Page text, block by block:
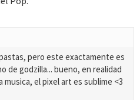
pero este exactamente es
de godzilla... bueno, en realidad
musica, el pixel art es sublime <3